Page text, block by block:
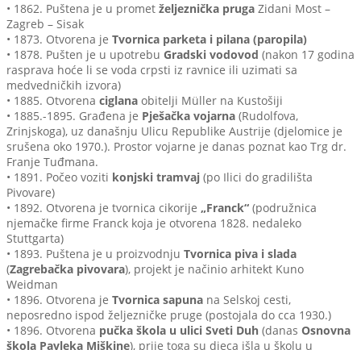
• 1862. Puštena je u promet željeznička pruga Zidani Most –
Zagreb – Sisak
• 1873. Otvorena je Tvornica parketa i pilana (paropila)
• 1878. Pušten je u upotrebu Gradski vodovod (nakon 17 godina
rasprava hoće li se voda crpsti iz ravnice ili uzimati sa
medvedničkih izvora)
• 1885. Otvorena ciglana obitelji Müller na Kustošiji
• 1885.-1895. Građena je Pješačka vojarna (Rudolfova,
Zrinjskoga), uz današnju Ulicu Republike Austrije (djelomice je
srušena oko 1970.). Prostor vojarne je danas poznat kao Trg dr.
Franje Tuđmana.
• 1891. Počeo voziti konjski tramvaj (po Ilici do gradilišta
Pivovare)
• 1892. Otvorena je tvornica cikorije „Franck“ (podružnica
njemačke firme Franck koja je otvorena 1828. nedaleko
Stuttgarta)
• 1893. Puštena je u proizvodnju Tvornica piva i slada
(Zagrebačka pivovara), projekt je načinio arhitekt Kuno
Weidman
• 1896. Otvorena je Tvornica sapuna na Selskoj cesti,
neposredno ispod željezničke pruge (postojala do cca 1930.)
• 1896. Otvorena pučka škola u ulici Sveti Duh (danas Osnovna
škola Pavleka Miškine), prije toga su djeca išla u školu u